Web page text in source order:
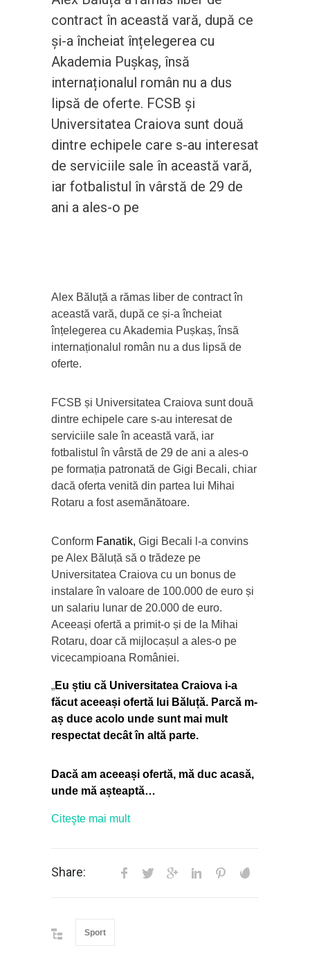
contract în această vară, după ce
și-a încheiat înțelegerea cu
Akademia Pușkaș, însă
internaționalul român nu a dus
lipsă de oferte. FCSB și
Universitatea Craiova sunt două
dintre echipele care s-au interesat
de serviciile sale în această vară,
iar fotbalistul în vârstă de 29 de
ani a ales-o pe
Alex Băluță a rămas liber de contract în
această vară, după ce și-a încheiat
înțelegerea cu Akademia Pușkaș, însă
internaționalul român nu a dus lipsă de
oferte.
FCSB și Universitatea Craiova sunt două
dintre echipele care s-au interesat de
serviciile sale în această vară, iar
fotbalistul în vârstă de 29 de ani a ales-o
pe formația patronată de Gigi Becali, chiar
dacă oferta venită din partea lui Mihai
Rotaru a fost asemănătoare.
Conform Fanatik, Gigi Becali l-a convins
pe Alex Băluță să o trădeze pe
Universitatea Craiova cu un bonus de
instalare în valoare de 100.000 de euro și
un salariu lunar de 20.000 de euro.
Aceeași ofertă a primit-o și de la Mihai
Rotaru, doar că mijlocașul a ales-o pe
vicecampioana României.
„Eu știu că Universitatea Craiova i-a
făcut aceeași ofertă lui Băluță. Parcă m-
aș duce acolo unde sunt mai mult
respectat decât în altă parte.
Dacă am aceeași ofertă, mă duc acasă,
unde mă așteaptă…
Citeşte mai mult
Share:
Sport